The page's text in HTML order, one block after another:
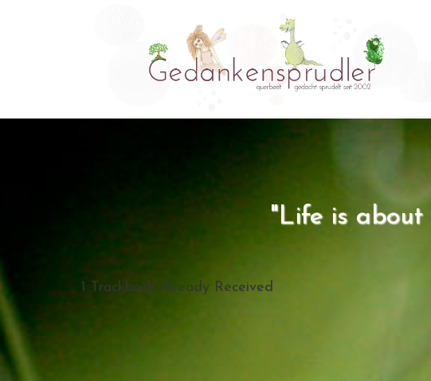
"Life is about
1 Trackback Already Received